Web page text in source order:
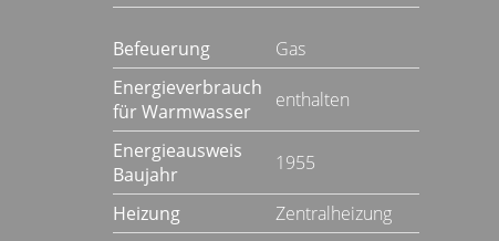
Befeuerung
Gas
Energieverbrauch
für Warmwasser
enthalten
Energieausweis
Baujahr
1955
Heizung Zentralheizung